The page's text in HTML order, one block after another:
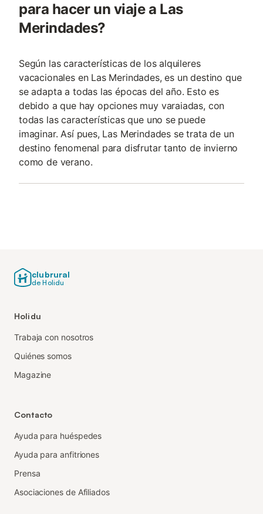
para hacer un viaje a Las
Merindades?
Según las características de los alquileres
vacacionales en Las Merindades, es un destino que
se adapta a todas las épocas del año. Esto es
debido a que hay opciones muy varaiadas, con
todas las características que uno se puede
imaginar. Así pues, Las Merindades se trata de un
destino fenomenal para disfrutar tanto de invierno
como de verano.
clubrural
de Holidu
Holidu
Trabaja con nosotros
Quiénes somos
Magazine
Contacto
Ayuda para huéspedes
Ayuda para anfitriones
Prensa
Asociaciones de Afiliados